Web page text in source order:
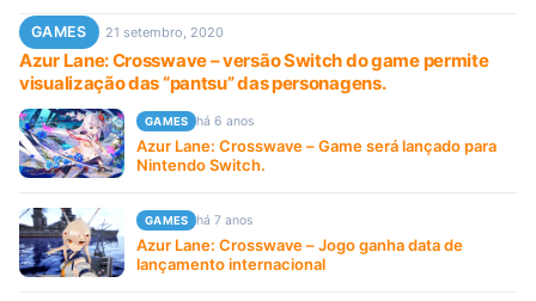
GAMES 21 setembro, 2020
Azur Lane: Crosswave – versão Switch do game permite
visualização das “pantsu” das personagens.
GAMES há 6 anos
Azur Lane: Crosswave – Game será lançado para
Nintendo Switch.
GAMES há 7 anos
Azur Lane: Crosswave – Jogo ganha data de
lançamento internacional